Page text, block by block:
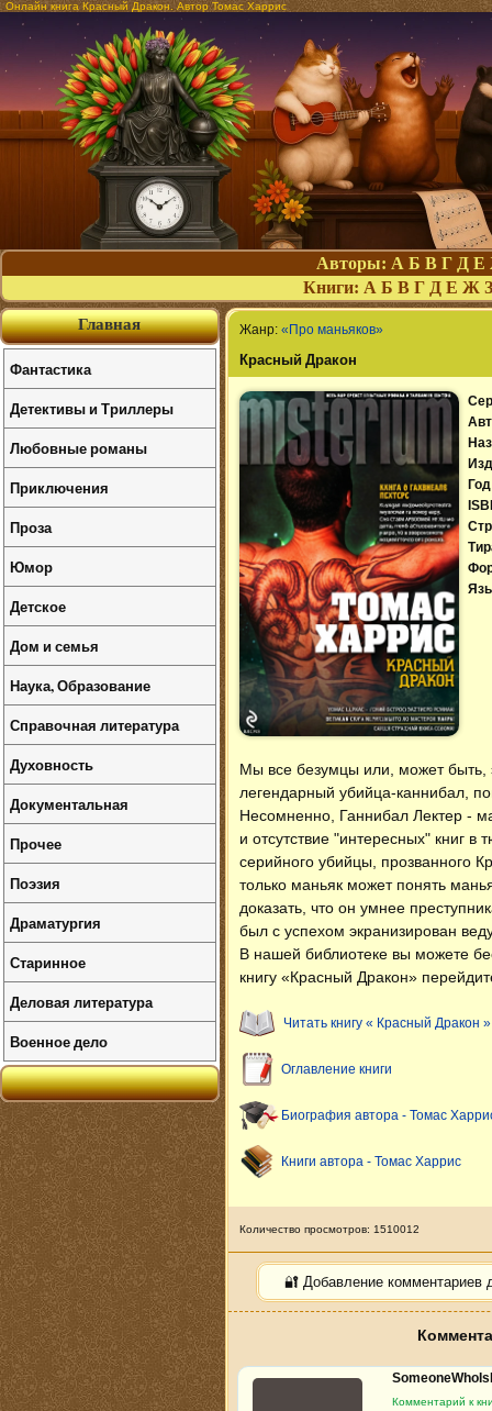
Онлайн книга Красный Дракон. Автор Томас Харрис
Авторы: А Б В Г Д Е
Книги: А Б В Г Д Е Ж З
Жанр: «Про маньяков»
Красный Дракон
Мы все безумцы или, может быть,
легендарный убийца-каннибал,
Несомненно, Ганнибал Лектер -
и отсутствие "интересных" книг
серийного убийцы, прозванного
только маньяк может понять
доказать, что он умнее
был с успехом экранизирован
В нашей библиотеке вы можете
книгу «Красный Дракон»
Читать книгу « Красный Дракон »
Оглавление книги
Биография автора - Томас
Книги автора - Томас Харрис
Количество просмотров: 1510012
🔐 Добавление комментариев
Комментарий к
Главная
Фантастика
Детективы и Триллеры
Любовные романы
Приключения
Проза
Юмор
Детское
Дом и семья
Наука, Образование
Справочная литература
Духовность
Документальная
Прочее
Поэзия
Драматургия
Старинное
Деловая литература
Военное дело